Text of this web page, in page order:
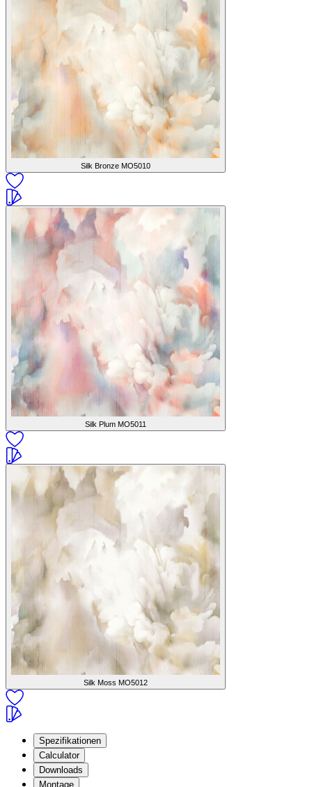
Silk Bronze MO5010
Silk Plum MO5011
Silk Moss MO5012
Spezifikationen
Calculator
Downloads
Montage